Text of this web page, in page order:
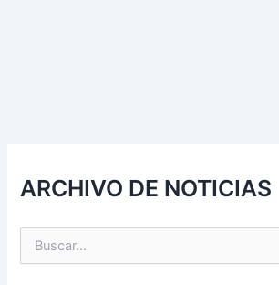
ARCHIVO DE NOTICIAS